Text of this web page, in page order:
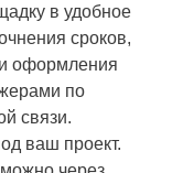
в удобное
сроков,
и оформления
по
связи.
ваш проект.